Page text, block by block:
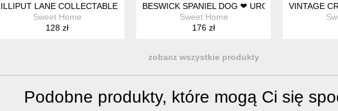
- TADPOLES ❤ VINTAGE CRYSTAL PAPERWEIGHT
LANE COLLECTABLE - HANDMADE - FAITHFUL FRIENDS ❤ PLASTYCZNA
Sweet Home
128 zł
BESWICK SPANIEL DOG ❤ UROCZA FIGURKA
Sweet Home
176 zł
zobacz wszystkie produkty
Podobne produkty, które mogą Ci się